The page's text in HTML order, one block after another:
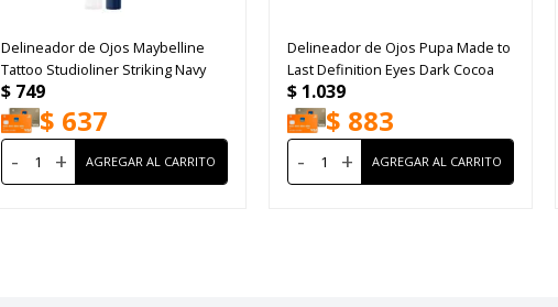
Delineador de Ojos Maybelline
Tattoo Studioliner Striking Navy
$ 749
$ 637
- +
Delineador de Ojos Pupa Made to
Last Definition Eyes Dark Cocoa
$ 1.039
$ 883
- +